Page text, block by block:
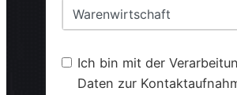
Warenwirtschaft
Ich bin mit der
Daten zur